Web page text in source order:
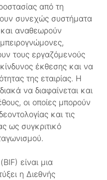
από τη
συνεχώς συστήματα
και αναθεωρούν
τους εργαζόμενούς
έκθεσης και να
της εταιρίας. Η
να διαφαίνεται και
οι οποίες μπορούν
και τις
ως συγκριτικό
είναι μια
η Διεθνής